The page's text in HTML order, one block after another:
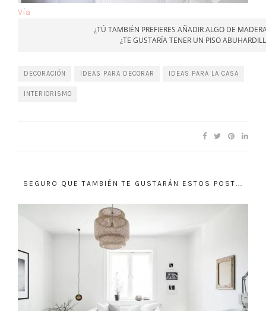
Vía
¿TÚ TAMBIÉN PREFIERES AÑADIR ALGO DE
¿TE GUSTARÍA TENER UN PISO
DECORACIÓN IDEAS PARA DECORAR IDEAS PARA LA CASA
INTERIORISMO
SEGURO QUE TAMBIÉN TE GUSTARÁN ESTOS POST...